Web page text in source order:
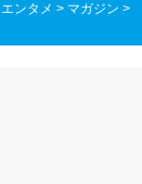
エンタメ > マガジン >